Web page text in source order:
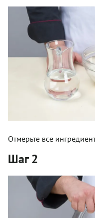
Отмерьте все
Шаг 2